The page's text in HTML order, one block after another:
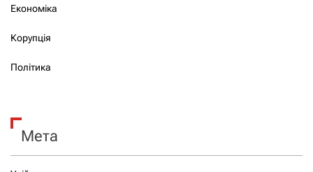
Економіка
Корупція
Політика
Мета